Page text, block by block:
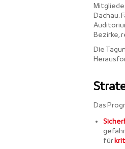
Dachau.
Bezirke,
Die
Das
für